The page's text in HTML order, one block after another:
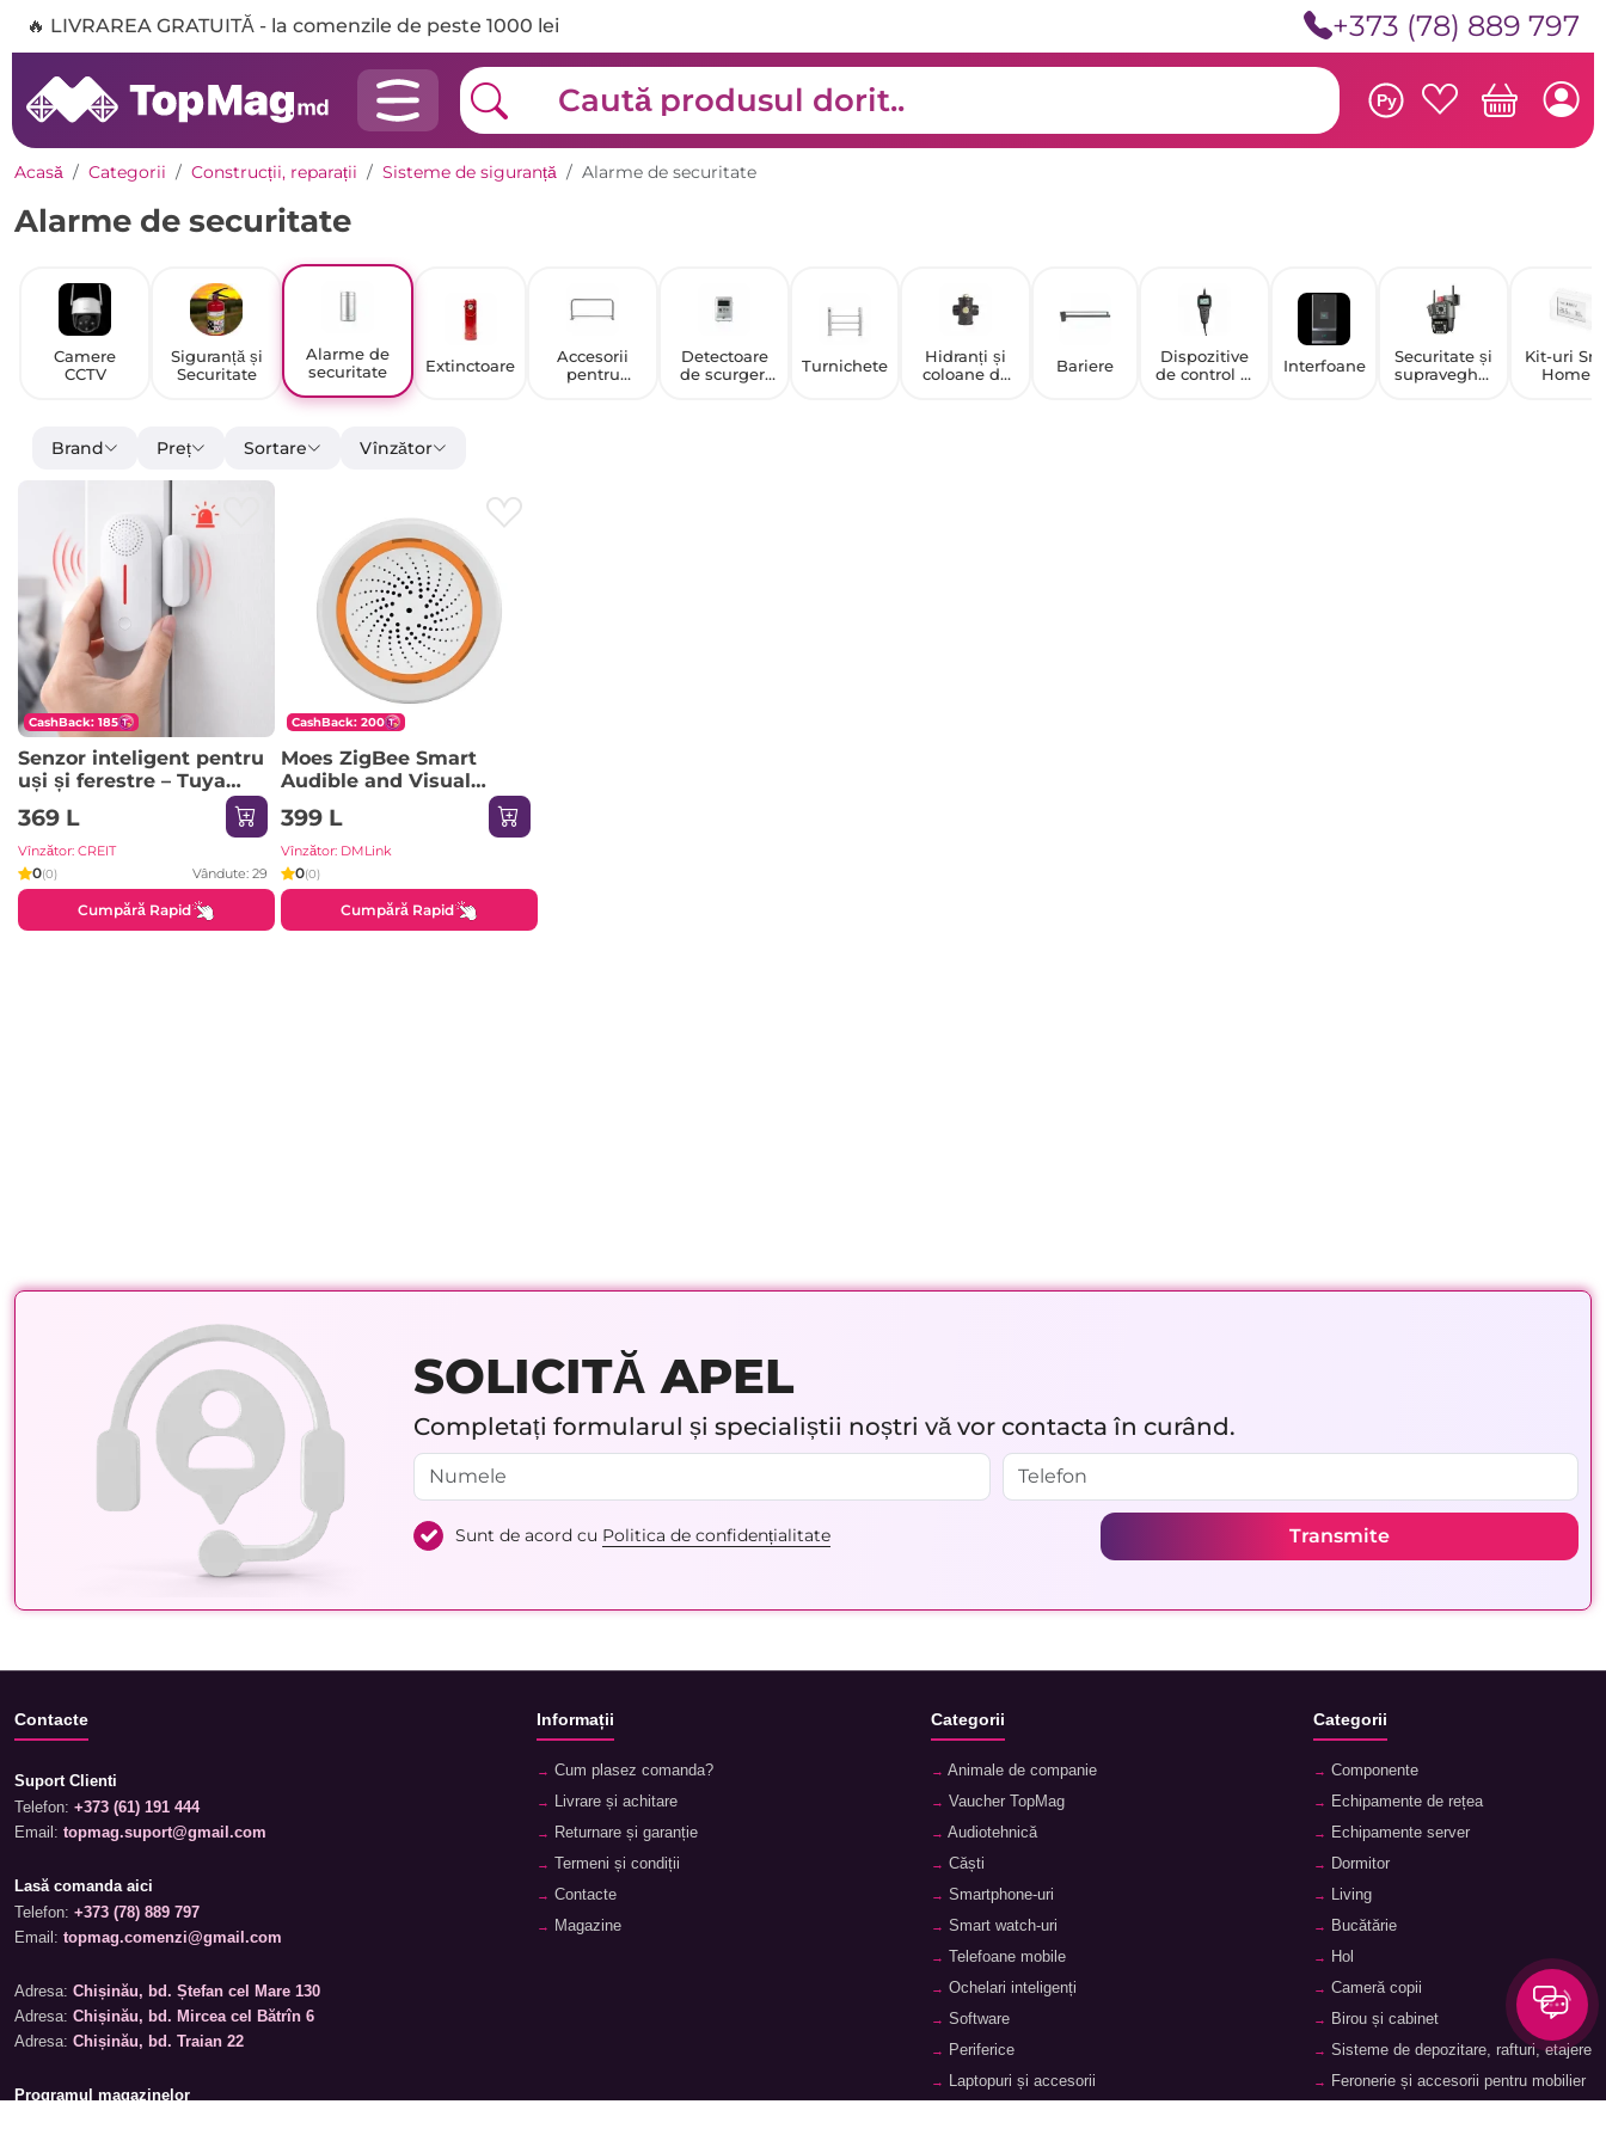
🔥 LIVRAREA GRATUITĂ - la comenzile de peste 1000 lei +373 (78) 889 797
Ру
Acasă Categorii Construcții, reparații Sisteme de siguranță Alarme de securitate
Alarme de securitate
Camere
CCTV
Siguranță și
Securitate
Alarme de
securitate
Extinctoare
Accesorii
pentru
Detectoare
de scurgeri
Turnichete
Hidranți și
coloane de
Bariere
Dispozitive
de control și
Interfoane
Securitate și
supravegher
Kit-uri
Home
Brand Preț Sortare Vînzător
CashBack: 185
Senzor inteligent pentru
uși și ferestre – Tuya
WiFi Door Sensor IK-
AW301
369 L
Vînzător: CREIT
0(0) Vândute: 29
Cumpără Rapid
CashBack: 200
Moes ZigBee Smart
Audible and Visual
Alarm 5V/ 1A
399 L
Vînzător: DMLink
0(0)
Cumpără Rapid
SOLICITĂ APEL
Completați formularul și specialiștii noștri vă vor contacta în curând.
Sunt de acord cu Politica de confidențialitate Transmite
Contacte
Suport Clienti
Telefon: +373 (61) 191 444
Email: topmag.suport@gmail.com
Lasă comanda aici
Telefon: +373 (78) 889 797
Email: topmag.comenzi@gmail.com
Adresa: Chișinău, bd. Ștefan cel Mare 130
Adresa: Chișinău, bd. Mircea cel Bătrîn 6
Adresa: Chișinău, bd. Traian 22
Programul magazinelor
Informații
Cum plasez comanda?
Livrare și achitare
Returnare și garanție
Termeni și condiții
Contacte
Magazine
Categorii
Animale de companie
Vaucher TopMag
Audiotehnică
Căști
Smartphone-uri
Smart watch-uri
Telefoane mobile
Ochelari inteligenți
Software
Periferice
Laptopuri și accesorii
Categorii
Componente
Echipamente de rețea
Echipamente server
Dormitor
Living
Bucătărie
Hol
Cameră copii
Birou și cabinet
Sisteme de depozitare, rafturi, etajere
Feronerie și accesorii pentru mobilier